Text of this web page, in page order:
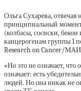
Ольга Сухарева, отвечая
принципиальный
(колбасы, сосиски, бекон
канцерогенам группы 1
Research on Cancer/
«Но это не означает,
означает: есть
людей. Но она никак не